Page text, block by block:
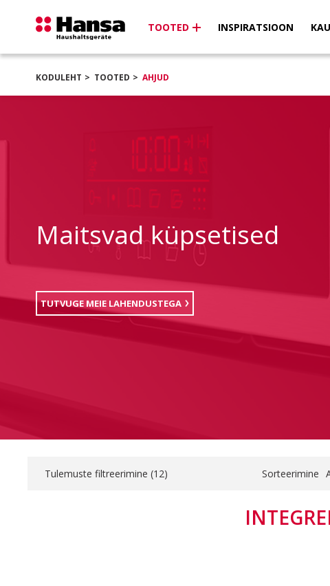
TOOTED INSPIRATSIOON
KODULEHT TOOTED AHJUD
Maitsvad küpsetised
TUTVUGE MEIE LAHENDUSTEGA
Tulemuste filtreerimine (12) Sorteerimine